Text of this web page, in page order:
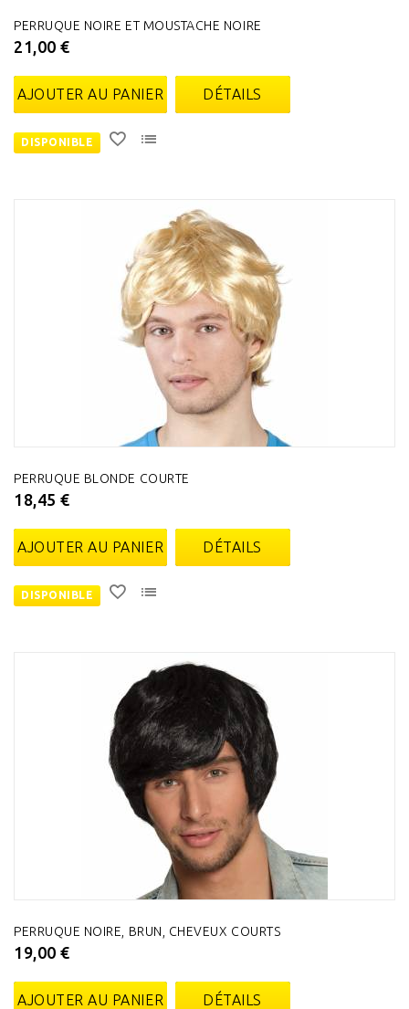
PERRUQUE NOIRE ET MOUSTACHE NOIRE
21,00 €
AJOUTER AU PANIER DÉTAILS
DISPONIBLE
PERRUQUE BLONDE COURTE
18,45 €
AJOUTER AU PANIER DÉTAILS
DISPONIBLE
PERRUQUE NOIRE, BRUN, CHEVEUX COURTS
19,00 €
AJOUTER AU PANIER DÉTAILS